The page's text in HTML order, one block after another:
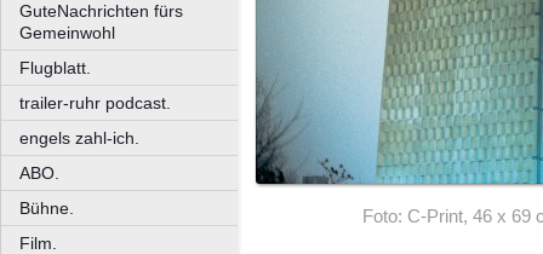
GuteNachrichten fürs
Gemeinwohl
Flugblatt.
trailer-ruhr podcast.
engels zahl-ich.
ABO.
Bühne.
Film.
Foto: C-Print, 46 x 69